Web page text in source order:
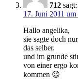
712 sagt:
17. Juni 2011
Hallo angelika,
sie sagte doch
das selber.
und im grunde
von einer ergo
kommen 😉